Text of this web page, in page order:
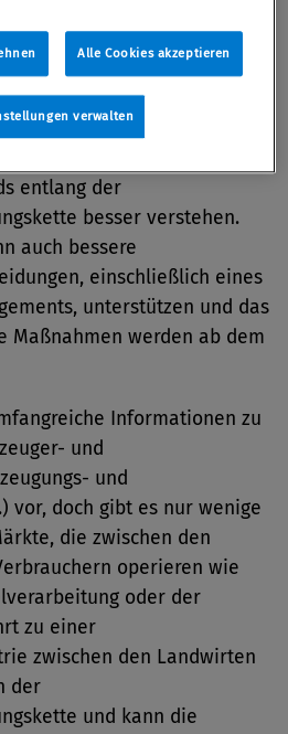
sollen die
Entscheidungen
entlang der
besser verstehen.
auch bessere
einschließlich eines
unterstützen und das
Maßnahmen werden ab dem
Informationen zu
und
und
vor, doch gibt es nur wenige
die zwischen den
operieren wie
oder der
zu einer
zwischen den Landwirten
der
und kann die
Alle Cookies akzeptieren
verwalten